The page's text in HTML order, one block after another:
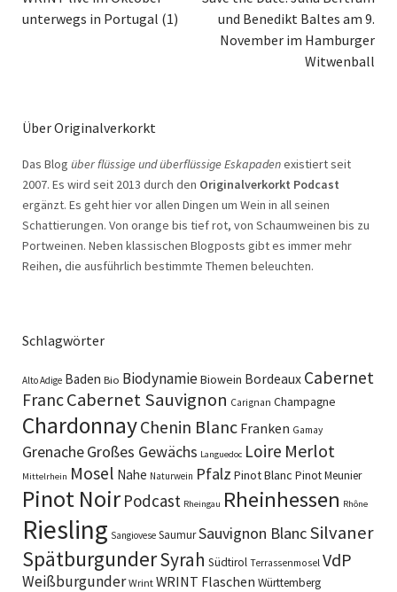
unterwegs in Portugal (1)
und Benedikt Baltes am 9.
November im Hamburger
Witwenball
Über Originalverkorkt
Das Blog über flüssige und überflüssige Eskapadenexistiert seit
2007. Es wird seit 2013 durch den Originalverkorkt Podcast
ergänzt. Es geht hier vor allen Dingen um Wein in all seinen
Schattierungen. Von orange bis tief rot, von Schaumweinen bis zu
Portweinen. Neben klassischen Blogposts gibt es immer mehr
Reihen, die ausführlich bestimmte Themen beleuchten.
Schlagwörter
Alto Adige Baden Bio BiodynamieBiowein Bordeaux Cabernet
FrancCabernet Sauvignon Carignan Champagne
ChardonnayChenin Blanc Franken Gamay
GrenacheGroßes Gewächs Languedoc Loire Merlot
Mittelrhein Mosel Nahe Naturwein Pfalz Pinot Blanc Pinot Meunier
Pinot Noir Podcast Rheingau Rheinhessen Rhône
Riesling Sangiovese SaumurSauvignon BlancSilvaner
SpätburgunderSyrah Südtirol Terrassenmosel VdP
Weißburgunder Wrint WRINT Flaschen Württemberg